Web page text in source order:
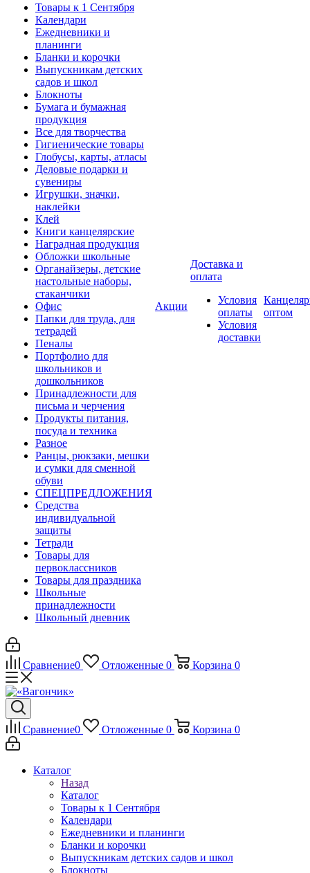
Товары к 1 Сентября
Календари
Ежедневники и
планинги
Бланки и корочки
Выпускникам детских
садов и школ
Блокноты
Бумага и бумажная
продукция
Все для творчества
Гигиенические товары
Глобусы, карты, атласы
Деловые подарки и
сувениры
Игрушки, значки,
наклейки
Клей
Книги канцелярские
Наградная продукция
Обложки школьные
Органайзеры, детские
настольные наборы,
стаканчики
Офис
Папки для труда, для
тетрадей
Пеналы
Портфолио для
школьников и
дошкольников
Принадлежности для
письма и черчения
Продукты питания,
посуда и техника
Разное
Ранцы, рюкзаки, мешки
и сумки для сменной
обуви
СПЕЦПРЕДЛОЖЕНИЯ
Средства
индивидуальной
защиты
Тетради
Товары для
первоклассников
Товары для праздника
Школьные
принадлежности
Школьный дневник
Акции
Доставка и
оплата
Условия
оплаты
Условия
доставки
оптом
Сравнение0 Отложенные 0 Корзина 0
Сравнение0 Отложенные 0 Корзина 0
Каталог
Назад
Каталог
Товары к 1 Сентября
Календари
Ежедневники и планинги
Бланки и корочки
Выпускникам детских садов и школ
Блокноты